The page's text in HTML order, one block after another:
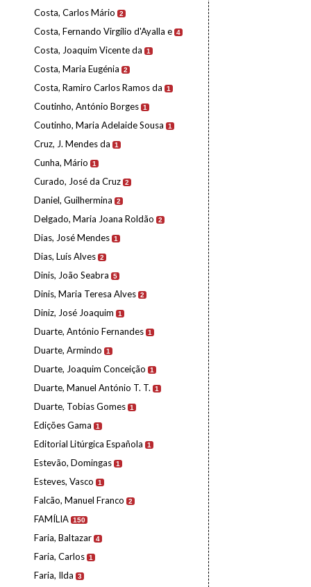
Costa, Carlos Mário 2
Costa, Fernando Virgílio d'Ayalla e 4
Costa, Joaquim Vicente da 1
Costa, Maria Eugénia 2
Costa, Ramiro Carlos Ramos da 1
Coutinho, António Borges 1
Coutinho, Maria Adelaide Sousa 1
Cruz, J. Mendes da 1
Cunha, Mário 1
Curado, José da Cruz 2
Daniel, Guilhermina 2
Delgado, Maria Joana Roldão 2
Dias, José Mendes 1
Dias, Luís Alves 2
Dinis, João Seabra 5
Dinis, Maria Teresa Alves 2
Diniz, José Joaquim 1
Duarte, António Fernandes 1
Duarte, Armindo 1
Duarte, Joaquim Conceição 1
Duarte, Manuel António T. T. 1
Duarte, Tobias Gomes 1
Edições Gama 1
Editorial Litúrgica Española 1
Estevão, Domingas 1
Esteves, Vasco 1
Falcão, Manuel Franco 2
FAMÍLIA 150
Faria, Baltazar 4
Faria, Carlos 1
Faria, Ilda 3